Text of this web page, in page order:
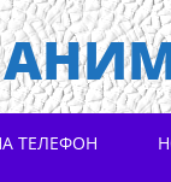
ТЕЛЕФОН